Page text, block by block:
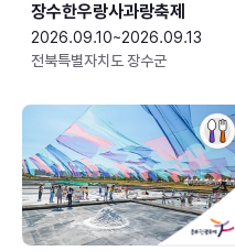
장수한우랑사과랑축제
2026.09.10~2026.09.13
전북특별자치도 장수군